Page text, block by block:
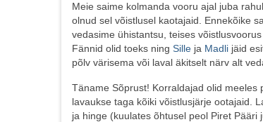
Meie saime kolmanda vooru ajal juba
olnud sel võistlusel kaotajaid. Ennekõike
vedasime ühistantsu, teises
Fännid olid toeks ning Sille ja Madli jäid
põlv värisema või laval äkitselt närv alt
Täname Sõprust! Korraldajad olid meeles
lavaukse taga kõiki võistlusjärje ootajaid.
ja hinge (kuulates õhtusel peol Piret Pääri